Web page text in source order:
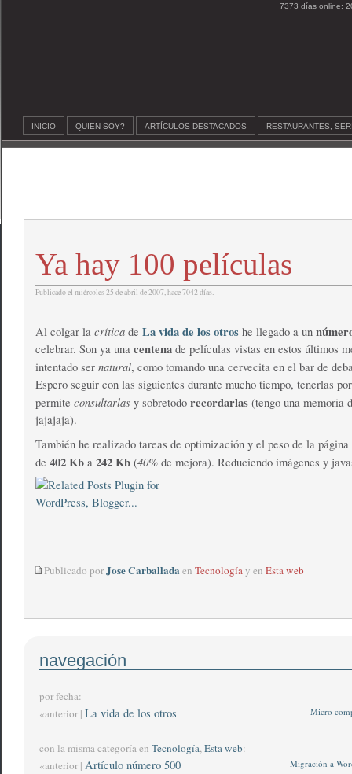
7373 días online:
INICIO QUIEN SOY? ARTÍCULOS DESTACADOS RESTAURANTES,
Ya hay 100 películas
Publicado el miércoles 25 de abril de 2007, hace 7042 días.
Al colgar la crítica de La vida de los otroshe llegado a un
celebrar. Son ya una centena de películas vistas en estos últimos
intentado sernatural, como tomando una cervecita en el bar de
Espero seguir con las siguientes durante mucho tiempo, tenerlas
permite consultarlas y sobretodo recordarlas (tengo una memoria
jajajaja).
También he realizado tareas de optimización y el peso de la página
de 402 Kba 242 Kb(40%de mejora). Reduciendo imágenes y
Publicado porJose Carballadaen Tecnologíay en Esta web
navegación
por fecha:
Micro
«anterior | La vida de los otros
con la misma categoría en Tecnología,Esta web:
Migración a
«anterior | Artículo número 500